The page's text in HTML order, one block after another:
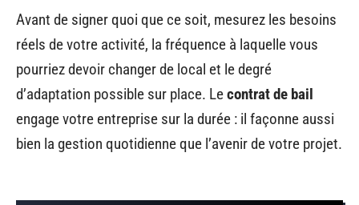
Avant de signer quoi que ce soit, mesurez les besoins
réels de votre activité, la fréquence à laquelle vous
pourriez devoir changer de local et le degré
d’adaptation possible sur place. Lecontrat de bail
engage votre entreprise sur la durée : il façonne aussi
bien la gestion quotidienne que l’avenir de votre projet.